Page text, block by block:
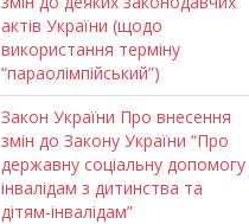
актів України (щодо
використання терміну
“параолімпійський”)
Закон України Про внесення
змін до Закону України “Про
державну соціальну допомогу
інвалідам з дитинства та
дітям-інвалідам”